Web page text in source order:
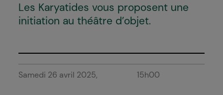
Les Karyatides vous proposent une
initiation au théâtre d’objet.
Samedi 26 avril 2025 15h00